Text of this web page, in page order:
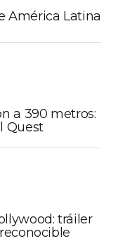
América Latina
a 390 metros:
Quest
tráiler